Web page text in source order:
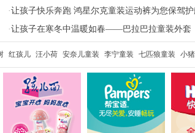
·让孩子快乐奔跑 鸿星尔克童装运动裤为您保驾
·让孩子在寒冬中温暖如春——巴拉巴拉童装外套
红孩儿 汪小荷 安奈儿童装 李宁童装 七匹狼童装 小